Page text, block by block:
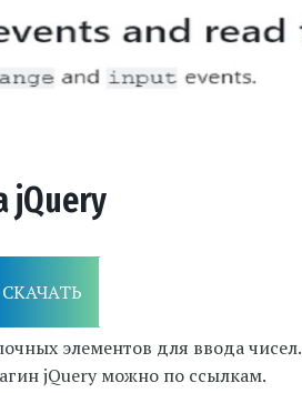
jQuery
СКАЧАТЬ
элементов для ввода чисел.
jQuery можно по ссылкам.